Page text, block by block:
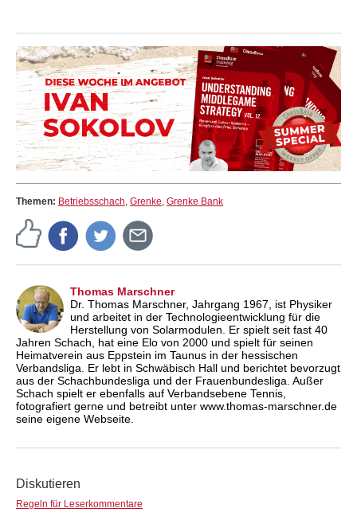
Themen: Betriebsschach, Grenke, Grenke Bank
Thomas Marschner
Dr. Thomas Marschner, Jahrgang 1967, ist Physiker
und arbeitet in der Technologieentwicklung für die
Herstellung von Solarmodulen. Er spielt seit fast 40
Jahren Schach, hat eine Elo von 2000 und spielt für seinen
Heimatverein aus Eppstein im Taunus in der hessischen
Verbandsliga. Er lebt in Schwäbisch Hall und berichtet bevorzugt
aus der Schachbundesliga und der Frauenbundesliga. Außer
Schach spielt er ebenfalls auf Verbandsebene Tennis,
fotografiert gerne und betreibt unter www.thomas-marschner.de
seine eigene Webseite.
Diskutieren
Regeln für Leserkommentare